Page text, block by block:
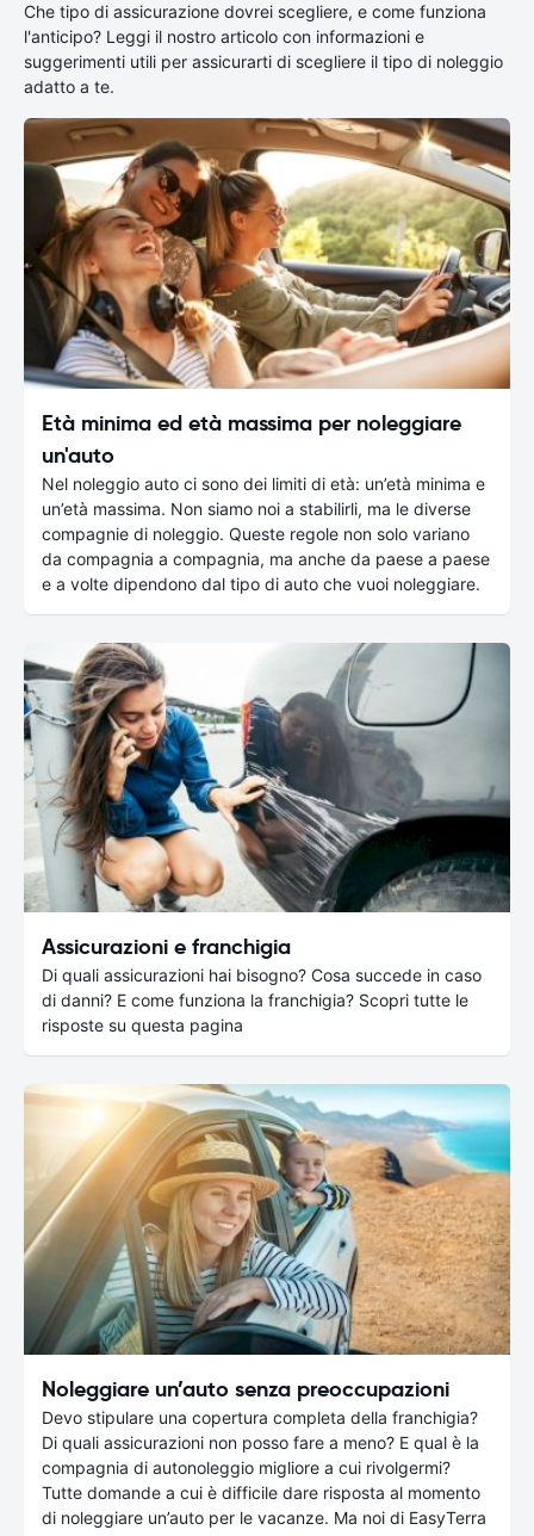
Che tipo di assicurazione dovrei scegliere, e come funziona
l'anticipo? Leggi il nostro articolo con informazioni e
suggerimenti utili per assicurarti di scegliere il tipo di noleggio
adatto a te.
Età minima ed età massima per noleggiare
un'auto
Nel noleggio auto ci sono dei limiti di età: un’età minima e
un’età massima. Non siamo noi a stabilirli, ma le diverse
compagnie di noleggio. Queste regole non solo variano
da compagnia a compagnia, ma anche da paese a paese
e a volte dipendono dal tipo di auto che vuoi noleggiare.
Assicurazioni e franchigia
Di quali assicurazioni hai bisogno? Cosa succede in caso
di danni? E come funziona la franchigia? Scopri tutte le
risposte su questa pagina
Noleggiare un’auto senza preoccupazioni
Devo stipulare una copertura completa della franchigia?
Di quali assicurazioni non posso fare a meno? E qual è la
compagnia di autonoleggio migliore a cui rivolgermi?
Tutte domande a cui è difficile dare risposta al momento
di noleggiare un’auto per le vacanze. Ma noi di EasyTerra